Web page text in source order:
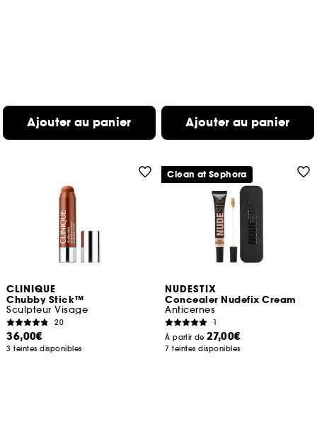
Ajouter au panier Ajouter au panier
CLINIQUE
Chubby Stick™
Sculpteur Visage
20
36,00€
3 teintes disponibles
NUDESTIX
Concealer Nudefix Cream
Anticernes
1
À partir de27,00€
7 teintes disponibles
Clean at Sephora